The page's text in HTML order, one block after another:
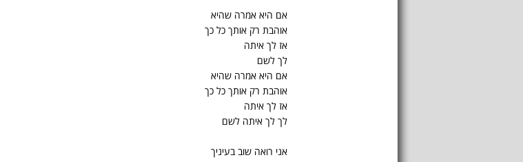
אם היא אמרה שהיא
אוהבת רק אותך כל כך
אז לך איתה
לך לשם
אם היא אמרה שהיא
אוהבת רק אותך כל כך
אז לך איתה
לך לך איתה לשם
אני רואה שוב בעיניך